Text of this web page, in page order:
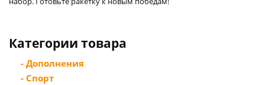
Категории товара
- Дополнения
- Спорт